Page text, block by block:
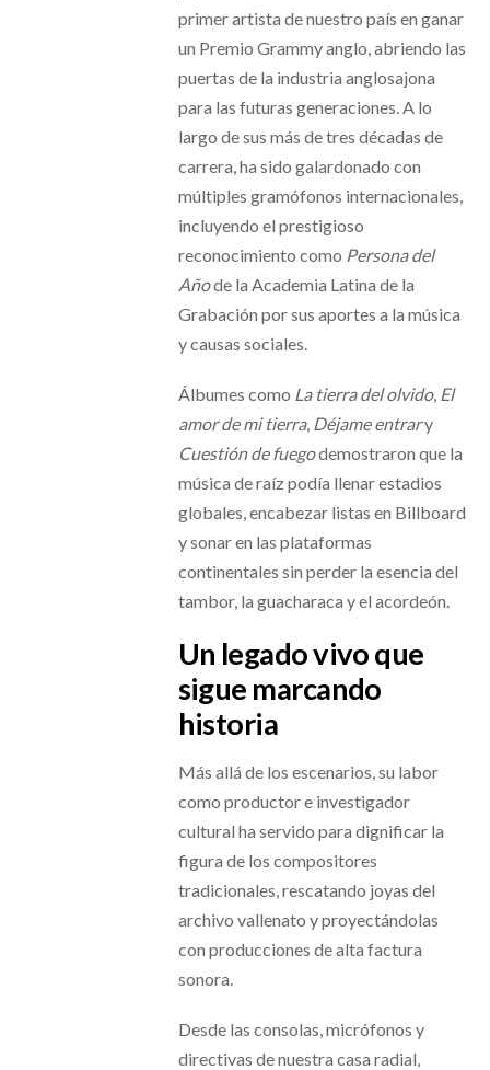
primer artista de nuestro país en ganar
un Premio Grammy anglo, abriendo las
puertas de la industria anglosajona
para las futuras generaciones. A lo
largo de sus más de tres décadas de
carrera, ha sido galardonado con
múltiples gramófonos internacionales,
incluyendo el prestigioso
reconocimiento como Persona del
Añode la Academia Latina de la
Grabación por sus aportes a la música
y causas sociales.
Álbumes como La tierra del olvido, El
amor de mi tierra, Déjame entrary
Cuestión de fuegodemostraron que la
música de raíz podía llenar estadios
globales, encabezar listas en Billboard
y sonar en las plataformas
continentales sin perder la esencia del
tambor, la guacharaca y el acordeón.
Un legado vivo que
sigue marcando
historia
Más allá de los escenarios, su labor
como productor e investigador
cultural ha servido para dignificar la
figura de los compositores
tradicionales, rescatando joyas del
archivo vallenato y proyectándolas
con producciones de alta factura
sonora.
Desde las consolas, micrófonos y
directivas de nuestra casa radial,